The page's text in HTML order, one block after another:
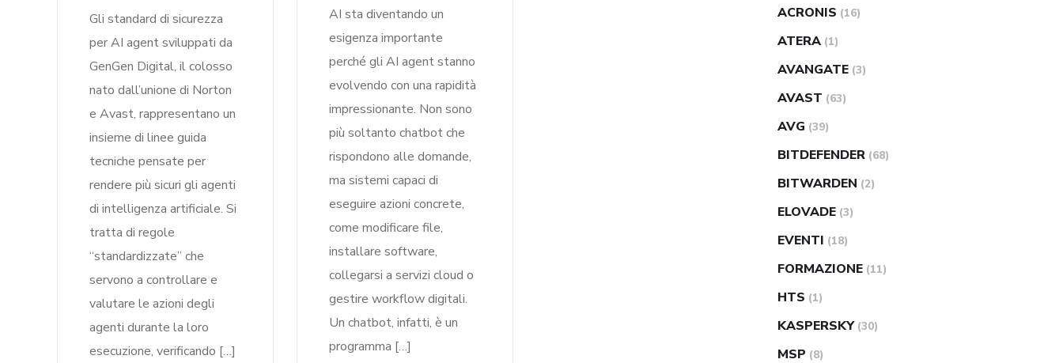
Gli standard di sicurezza
per AI agent sviluppati da
GenGen Digital, il colosso
nato dall’unione di Norton
e Avast, rappresentano un
insieme di linee guida
tecniche pensate per
rendere più sicuri gli agenti
di intelligenza artificiale. Si
tratta di regole
“standardizzate” che
servono a controllare e
valutare le azioni degli
agenti durante la loro
esecuzione, verificando […]
AI sta diventando un
esigenza importante
perché gli AI agent stanno
evolvendo con una rapidità
impressionante. Non sono
più soltanto chatbot che
rispondono alle domande,
ma sistemi capaci di
eseguire azioni concrete,
come modificare file,
installare software,
collegarsi a servizi cloud o
gestire workflow digitali.
Un chatbot, infatti, è un
programma […]
ACRONIS (16)
ATERA (1)
AVANGATE (3)
AVAST (63)
AVG (39)
BITDEFENDER (68)
BITWARDEN (2)
ELOVADE (3)
EVENTI (18)
FORMAZIONE (11)
HTS (1)
KASPERSKY (30)
MSP (8)